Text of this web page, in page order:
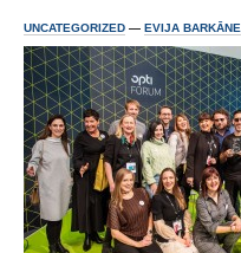
UNCATEGORIZED — EVIJA BARKĀNE